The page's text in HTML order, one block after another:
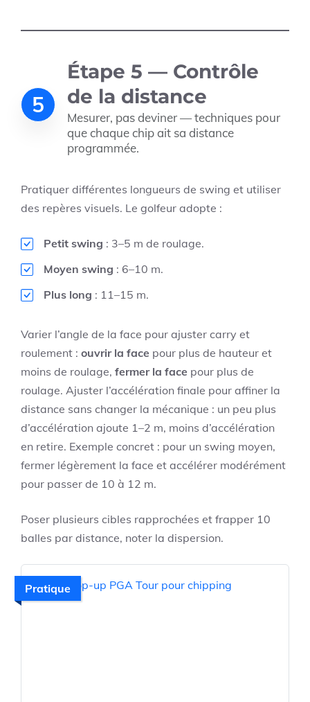
5
Étape 5 — Contrôle
de la distance
Mesurer, pas deviner — techniques pour
que chaque chip ait sa distance
programmée.
Pratiquer différentes longueurs de swing et utiliser
des repères visuels. Le golfeur adopte :
Petit swing : 3–5 m de roulage.
Moyen swing : 6–10 m.
Plus long : 11–15 m.
Varier l’angle de la face pour ajuster carry et
roulement : ouvrir la face pour plus de hauteur et
moins de roulage, fermer la face pour plus de
roulage. Ajuster l’accélération finale pour affiner la
distance sans changer la mécanique : un peu plus
d’accélération ajoute 1–2 m, moins d’accélération
en retire. Exemple concret : pour un swing moyen,
fermer légèrement la face et accélérer modérément
pour passer de 10 à 12 m.
Poser plusieurs cibles rapprochées et frapper 10
balles par distance, noter la dispersion.
Pratique